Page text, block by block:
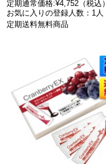
定期通常価格:¥4,752（税込）
お気に入りの登録人数：1人
定期送料無料商品